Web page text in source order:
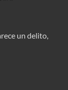
un delito,